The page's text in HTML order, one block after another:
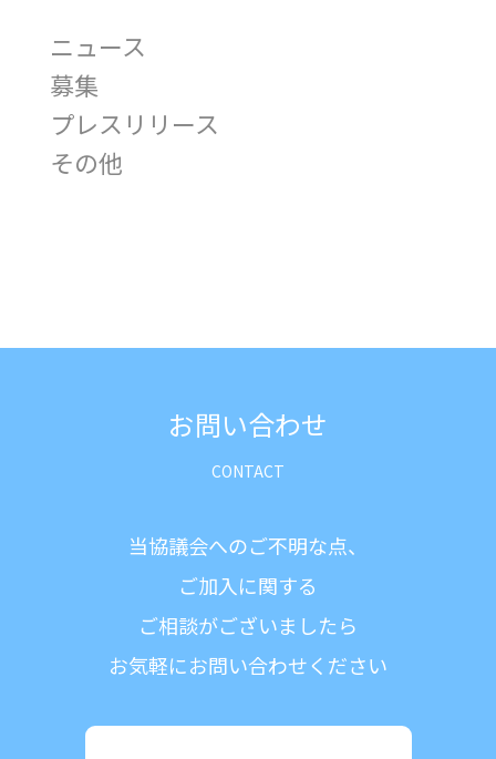
ニュース
募集
プレスリリース
その他
お問い合わせ
当協議会へのご不明な点、
ご加入に関する
ご相談がございましたら
お気軽にお問い合わせください